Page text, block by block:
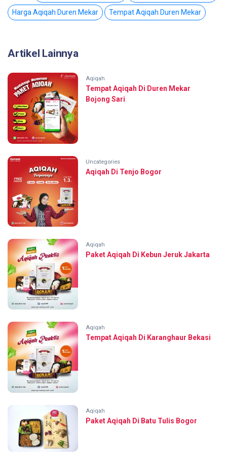
Harga Aqiqah Duren Mekar Tempat Aqiqah Duren Mekar
Artikel Lainnya
Aqiqah
Tempat Aqiqah Di Duren Mekar
Bojong Sari
Uncategories
Aqiqah Di Tenjo Bogor
Aqiqah
Paket Aqiqah Di Kebun Jeruk Jakarta
Aqiqah
Tempat Aqiqah Di Karanghaur Bekasi
Aqiqah
Paket Aqiqah Di Batu Tulis Bogor